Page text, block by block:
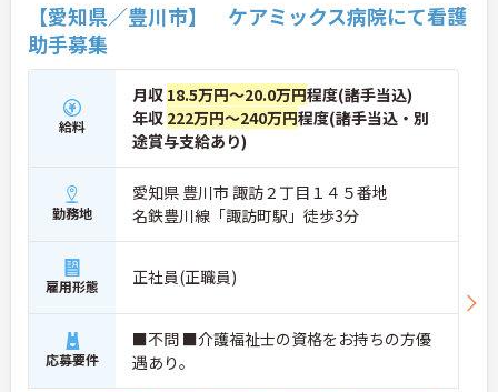
【愛知県／豊川市】 ケアミックス病院にて看護
助手募集
給料
月収 18.5万円～20.0万円程度(諸手当込)
年収 222万円～240万円程度(諸手当込・別
途賞与支給あり)
勤務地
愛知県 豊川市 諏訪２丁目１４５番地
名鉄豊川線「諏訪町駅」徒歩3分
雇用形態 正社員(正職員)
応募要件
■不問 ■介護福祉士の資格をお持ちの方優
遇あり。